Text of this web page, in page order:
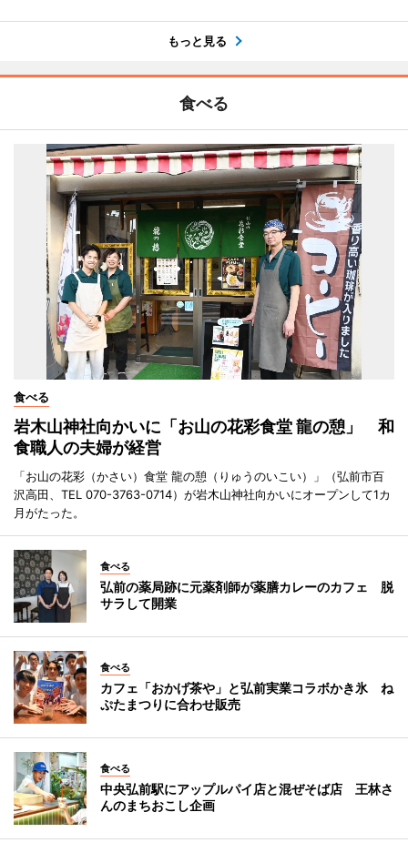
もっと見る
食べる
食べる
岩木山神社向かいに「お山の花彩食堂 龍の憩」 和
食職人の夫婦が経営
「お山の花彩（かさい）食堂 龍の憩（りゅうのいこい）」（弘前市百
沢高田、TEL 070-3763-0714）が岩木山神社向かいにオープンして1カ
月がたった。
食べる
弘前の薬局跡に元薬剤師が薬膳カレーのカフェ 脱
サラして開業
食べる
カフェ「おかげ茶や」と弘前実業コラボかき氷 ね
ぷたまつりに合わせ販売
食べる
中央弘前駅にアップルパイ店と混ぜそば店 王林さ
んのまちおこし企画